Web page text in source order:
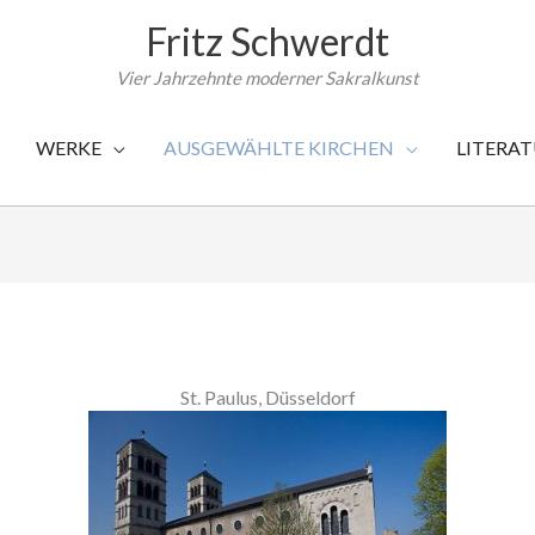
Fritz Schwerdt
Vier Jahrzehnte moderner Sakralkunst
WERKE AUSGEWÄHLTE KIRCHEN
St. Paulus, Düsseldorf